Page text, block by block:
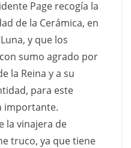
Page recogía la
de la Cerámica, en
y que los
sumo agrado por
la Reina y a su
para este
importante.
la vinajera de
truco, ya que tiene